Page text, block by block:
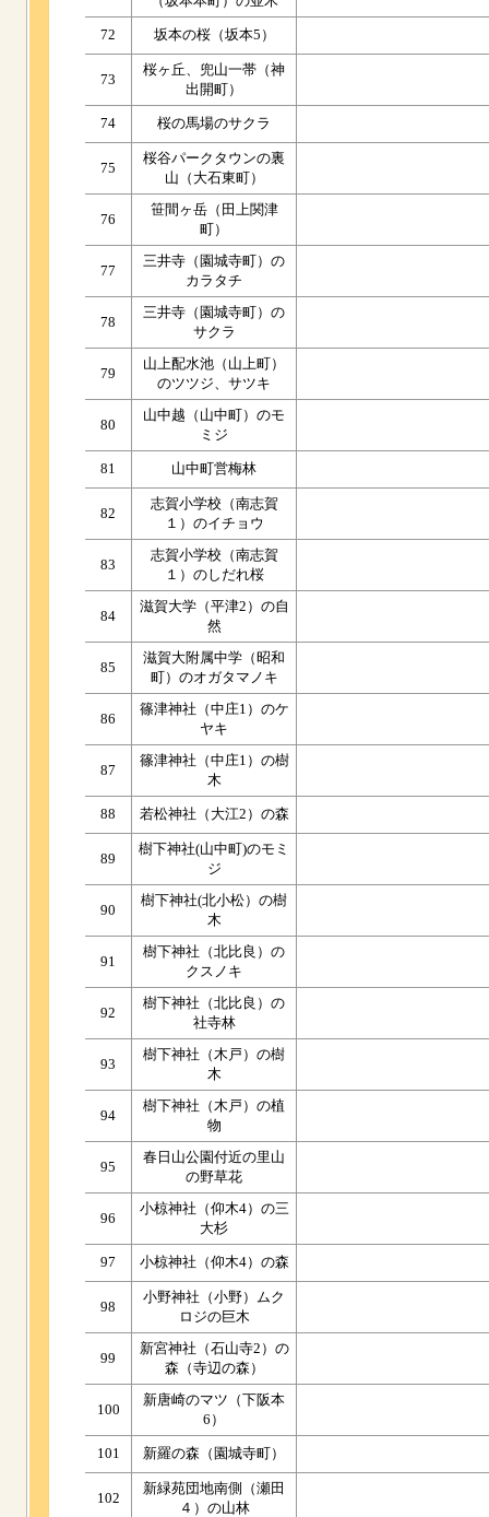
72 坂本の桜（坂本5）
73
桜ヶ丘、兜山一帯（神
出開町）
74 桜の馬場のサクラ
75
桜谷パークタウンの裏
山（大石東町）
76
笹間ヶ岳（田上関津
町）
77
三井寺（園城寺町）の
カラタチ
78
三井寺（園城寺町）の
サクラ
79
山上配水池（山上町）
のツツジ、サツキ
80
山中越（山中町）のモ
ミジ
81 山中町営梅林
82
志賀小学校（南志賀
１）のイチョウ
83
志賀小学校（南志賀
１）のしだれ桜
84
滋賀大学（平津2）の自
然
85
滋賀大附属中学（昭和
町）のオガタマノキ
86
篠津神社（中庄1）のケ
ヤキ
87
篠津神社（中庄1）の樹
木
88 若松神社（大江2）の森
89
樹下神社(山中町)のモミ
ジ
90
樹下神社(北小松）の樹
木
91
樹下神社（北比良）の
クスノキ
92
樹下神社（北比良）の
社寺林
93
樹下神社（木戸）の樹
木
94
樹下神社（木戸）の植
物
95
春日山公園付近の里山
の野草花
96
小椋神社（仰木4）の三
大杉
97 小椋神社（仰木4）の森
98
小野神社（小野）ムク
ロジの巨木
99
新宮神社（石山寺2）の
森（寺辺の森）
100
新唐崎のマツ（下阪本
6）
101 新羅の森（園城寺町）
102
新緑苑団地南側（瀬田
４）の山林